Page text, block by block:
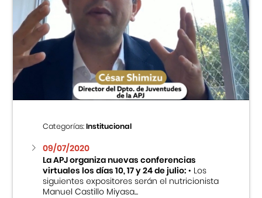
Categorías:Institucional
09/07/2020
La APJ organiza nuevas conferencias
virtuales los días 10, 17 y 24 de julio:• Los
siguientes expositores serán el nutricionista
Manuel Castillo Miyasa...